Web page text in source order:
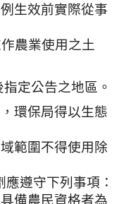
生效前實際從事
農業使用之土
定公告之地區。
環保局得以生態
範圍不得使用除
遵守下列事項：
備農民資格者為